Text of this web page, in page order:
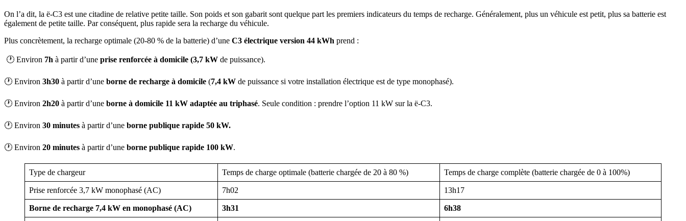
On l’a dit, la ë-C3 est une citadine de relative petite taille. Son poids et son gabarit sont quelque part les premiers indicateurs du temps de recharge. Généralement, plus un véhicule est petit, plus sa batterie est
également de petite taille. Par conséquent, plus rapide sera la recharge du véhicule.
Plus concrètement, la recharge optimale (20-80 % de la batterie) d’une C3 électrique version 44 kWh prend :
🕐 Environ 7h à partir d’une prise renforcée à domicile (3,7 kW de puissance).
🕐 Environ 3h30 à partir d’une borne de recharge à domicile (7,4 kW de puissance si votre installation électrique est de type monophasé).
🕐 Environ 2h20 à partir d’une borne à domicile 11 kW adaptée au triphasé. Seule condition : prendre l’option 11 kW sur la ë-C3.
🕐 Environ 30 minutes à partir d’une borne publique rapide 50 kW.
🕐 Environ 20 minutes à partir d’une borne publique rapide 100 kW.
Type de chargeur Temps de charge optimale (batterie chargée de 20 à 80 %) Temps de charge complète (batterie chargée de 0 à 100%)
Prise renforcée 3,7 kW monophasé (AC) 7h02 13h17
Borne de recharge 7,4 kW en monophasé (AC) 3h31 6h38